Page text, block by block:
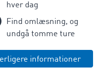
hver dag
Find omlæsning, og
undgå tomme ture
informationer